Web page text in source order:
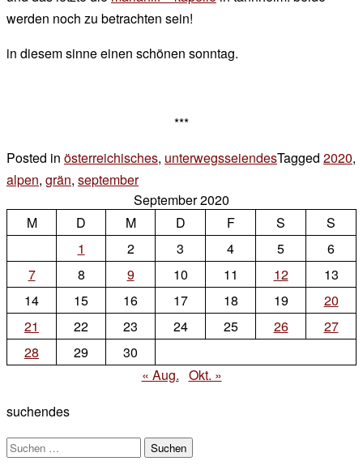
werden noch zu betrachten sein!
in diesem sinne einen schönen sonntag.
***
Posted in österreichisches, unterwegsseiendesTagged 2020,
alpen, grän, september2 Kommentare
zu
sonntags
September 2020
M
D M D F S
S
1
2 3 4 5
6
7
8 9 10 11 12
13
14
15 16 17 18 19
20
21
22 23 24 25 26
27
28
29
30
« Aug. Okt. »
suchendes
Suchen